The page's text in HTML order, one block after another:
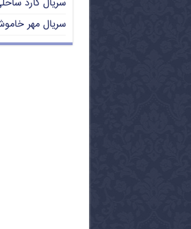
سریال مهر خاموش